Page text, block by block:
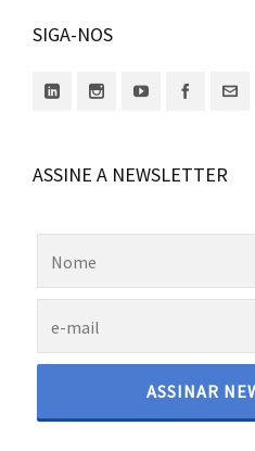
SIGA-NOS
ASSINE A NEWSLETTER